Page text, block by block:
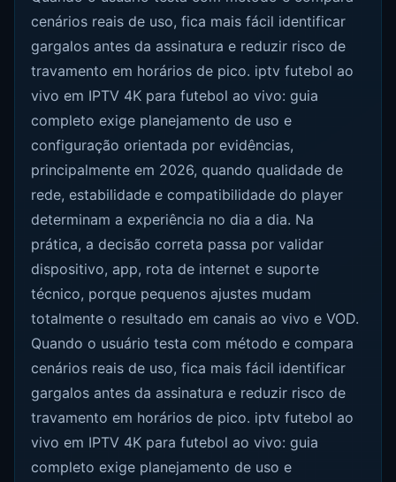
cenários reais de uso, fica mais fácil identificar
gargalos antes da assinatura e reduzir risco de
travamento em horários de pico. iptv futebol ao
vivo em IPTV 4K para futebol ao vivo: guia
completo exige planejamento de uso e
configuração orientada por evidências,
principalmente em 2026, quando qualidade de
rede, estabilidade e compatibilidade do player
determinam a experiência no dia a dia. Na
prática, a decisão correta passa por validar
dispositivo, app, rota de internet e suporte
técnico, porque pequenos ajustes mudam
totalmente o resultado em canais ao vivo e VOD.
Quando o usuário testa com método e compara
cenários reais de uso, fica mais fácil identificar
gargalos antes da assinatura e reduzir risco de
travamento em horários de pico. iptv futebol ao
vivo em IPTV 4K para futebol ao vivo: guia
completo exige planejamento de uso e